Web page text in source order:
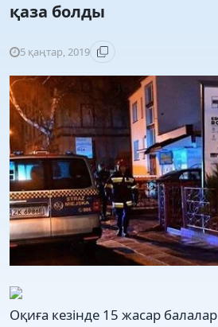
қаза болды
5 қаңтар, 2019
Оқиға кезінде 15 жасар